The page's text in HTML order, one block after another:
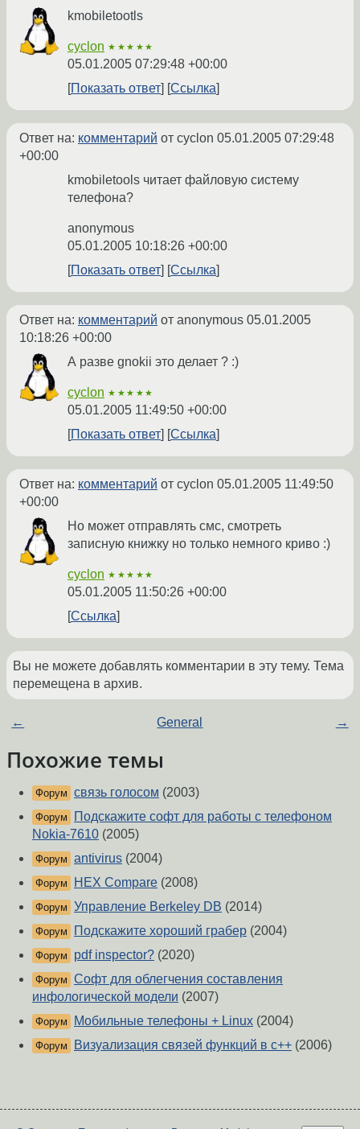
kmobiletootls
cyclon ★★★★★
05.01.2005 07:29:48 +00:00
Показать ответ
Ссылка
Ответ на: комментарий от cyclon 05.01.2005 07:29:48
+00:00
kmobiletools читает файловую систему
телефона?
anonymous
05.01.2005 10:18:26 +00:00
Показать ответ
Ссылка
Ответ на: комментарий от anonymous 05.01.2005
10:18:26 +00:00
А разве gnokii это делает ? :)
cyclon ★★★★★
05.01.2005 11:49:50 +00:00
Показать ответ
Ссылка
Ответ на: комментарий от cyclon 05.01.2005 11:49:50
+00:00
Но может отправлять смс, смотреть
записную книжку но только немного криво :)
cyclon ★★★★★
05.01.2005 11:50:26 +00:00
Ссылка
Вы не можете добавлять комментарии в эту тему. Тема
перемещена в архив.
← General →
Похожие темы
Форум связь голосом (2003)
Форум
Подскажите софт для работы с телефоном
Nokia-7610 (2005)
Форум antivirus (2004)
Форум HEX Compare (2008)
Форум Управление Berkeley DB (2014)
Форум Подскажите хороший грабер (2004)
Форум pdf inspector? (2020)
Форум Софт для облегчения составления
инфологической модели (2007)
Форум Мобильные телефоны + Linux (2004)
Форум Визуализация связей функций в c++ (2006)